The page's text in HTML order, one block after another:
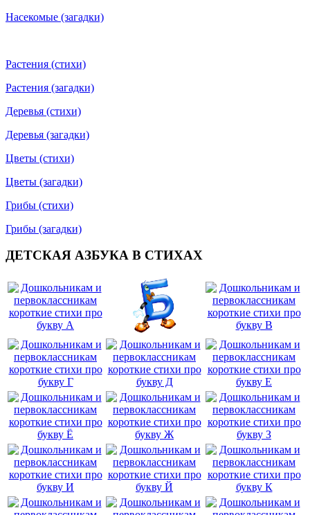
Насекомые (загадки)
Растения (стихи)
Растения (загадки)
Деревья (стихи)
Деревья (загадки)
Цветы (стихи)
Цветы (загадки)
Грибы (стихи)
Грибы (загадки)
ДЕТСКАЯ АЗБУКА В СТИХАХ